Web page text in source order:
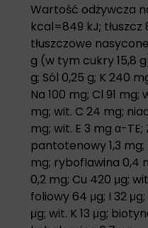
Wartość odżywcza
kcal=849 kJ;
tłuszczowe
g (w tym cukry 15,8
g; Sól 0,25 g; K 240
Na 100 mg; Cl 91
mg; wit. C 24 mg;
mg; wit. E 3 mg α-TE;
pantotenowy 1,3
mg; ryboflawina 0,4
0,2 mg; Cu 420 μg;
foliowy 64 μg; I 32 μg;
μg; wit. K 13 μg;